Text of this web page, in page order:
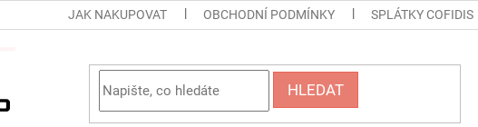
JAK NAKUPOVAT OBCHODNÍ PODMÍNKY SPLÁTKY COFIDIS
HLEDAT